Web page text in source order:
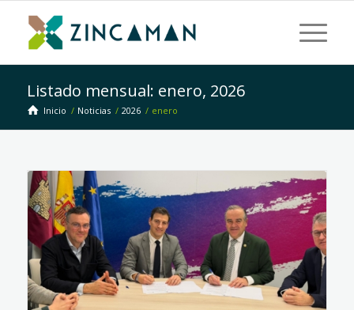
Listado mensual: enero, 2026
Inicio / Noticias / 2026 / enero